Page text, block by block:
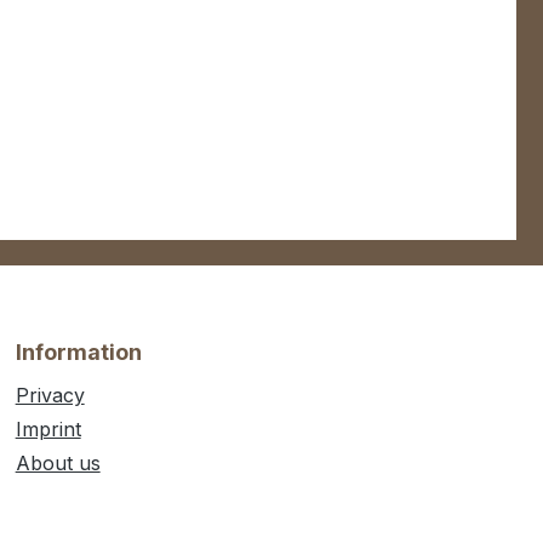
Information
Privacy
Imprint
About us